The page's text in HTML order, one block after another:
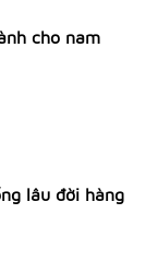
cho nam
lâu đời hàng